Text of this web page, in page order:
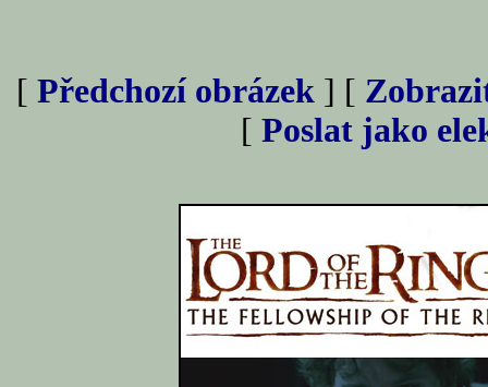
[ Předchozí obrázek ] [
[ Poslat jako